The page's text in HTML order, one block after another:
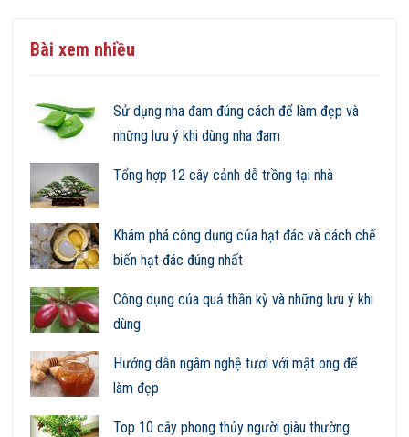
Bài xem nhiều
Sử dụng nha đam đúng cách để làm đẹp và
những lưu ý khi dùng nha đam
Tổng hợp 12 cây cảnh dễ trồng tại nhà
Khám phá công dụng của hạt đác và cách chế
biến hạt đác đúng nhất
Công dụng của quả thần kỳ và những lưu ý khi
dùng
Hướng dẫn ngâm nghệ tươi với mật ong để
làm đẹp
Top 10 cây phong thủy người giàu thường